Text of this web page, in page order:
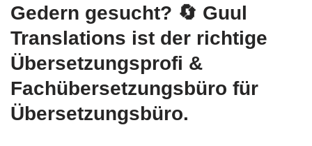
Gedern gesucht? 🔄 Guul
Translations ist der richtige
Übersetzungsprofi &
Fachübersetzungsbüro für
Übersetzungsbüro.